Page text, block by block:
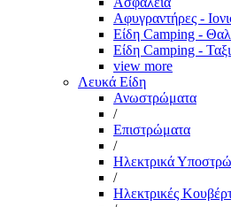
Αφυγραντήρες -
Είδη Camping -
Είδη Camping -
view more
Λευκά Είδη
Ανωστρώματα
/
Επιστρώματα
/
Ηλεκτρικά
/
Ηλεκτρικές